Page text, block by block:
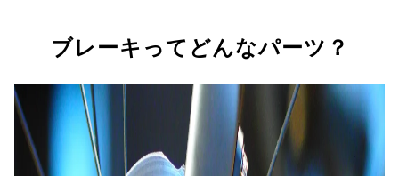
ブレーキってどんなパーツ？